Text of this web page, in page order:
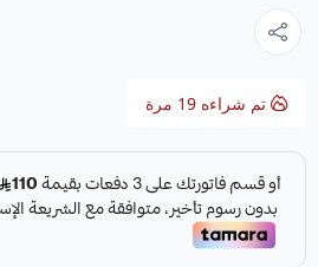
ينسى.
المواصفات:
القسم: باقات الفواكه.
اسم المنتج:
تم شراءه 19 مرة